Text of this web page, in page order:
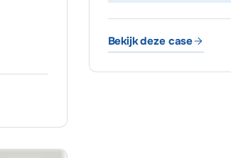
Bekijk deze case
AJA Netwerk B.V.